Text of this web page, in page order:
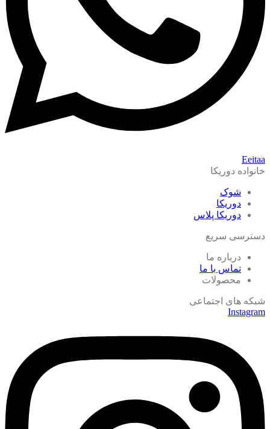
Eeitaa
خانواده دوریکا
شوک
دوریکا
دوریکا پلاس
دسترسی سریع
درباره ما
تماس با ما
محصولات
شبکه های اجتماعی
Instagram